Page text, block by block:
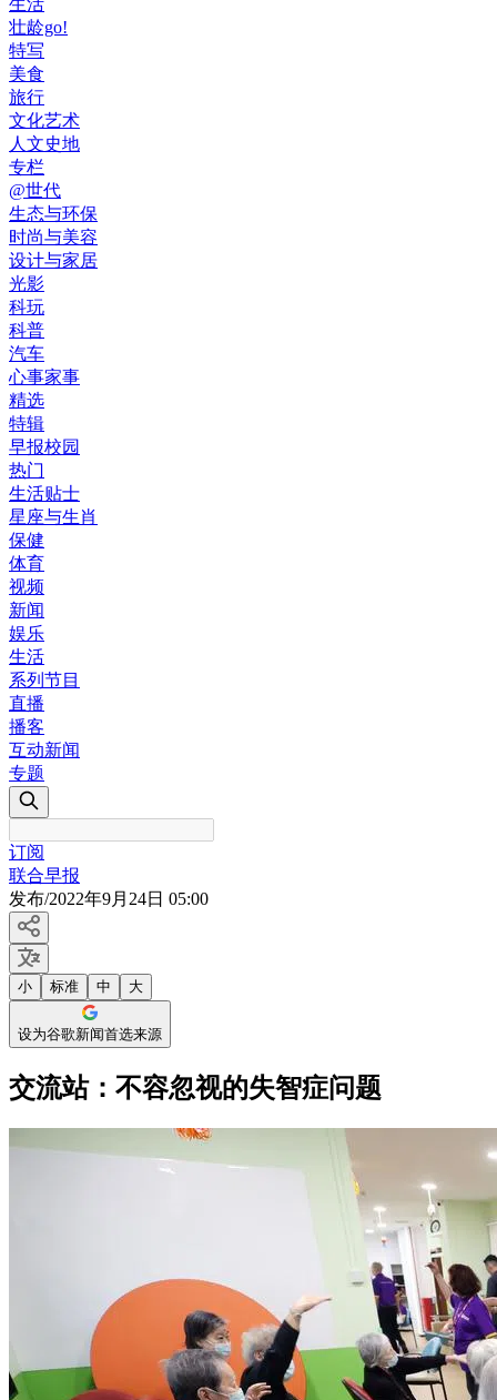
生活
壮龄go!
特写
美食
旅行
文化艺术
人文史地
专栏
@世代
生态与环保
时尚与美容
设计与家居
光影
科玩
科普
汽车
心事家事
精选
特辑
早报校园
热门
生活贴士
星座与生肖
保健
体育
视频
新闻
娱乐
生活
系列节目
直播
播客
互动新闻
专题
订阅
联合早报
发布/2022年9月24日 05:00
小 标准 中 大
设为谷歌新闻首选来源
交流站：不容忽视的失智症问题